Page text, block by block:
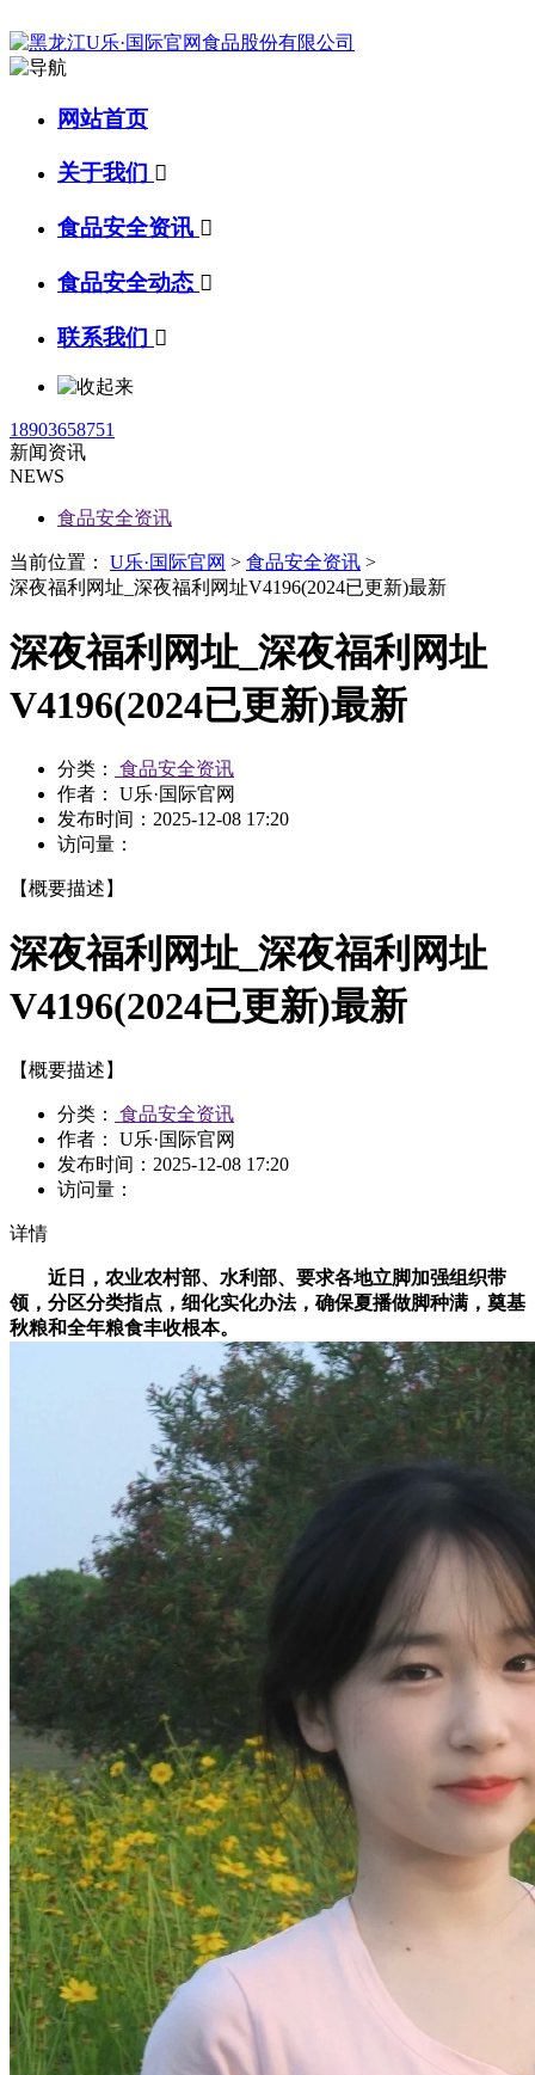
网站首页
关于我们 
食品安全资讯 
食品安全动态 
联系我们 
18903658751
新闻资讯
NEWS
食品安全资讯
当前位置： U乐·国际官网 > 食品安全资讯 >
深夜福利网址_深夜福利网址V4196(2024已更新)最新
深夜福利网址_深夜福利网址
V4196(2024已更新)最新
分类：
食品安全资讯
作者： U乐·国际官网
发布时间： 2025-12-08 17:20
访问量：
【概要描述】
深夜福利网址_深夜福利网址
V4196(2024已更新)最新
【概要描述】
分类：
食品安全资讯
作者： U乐·国际官网
发布时间： 2025-12-08 17:20
访问量：
详情
近日，农业农村部、水利部、要求各地立脚加强组织带
领，分区分类指点，细化实化办法，确保夏播做脚种满，奠基
秋粮和全年粮食丰收根本。